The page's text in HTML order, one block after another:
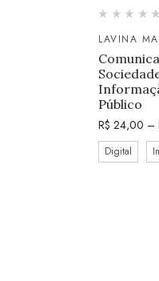
LAVINA
Público
R$ 24,00 –
Digital